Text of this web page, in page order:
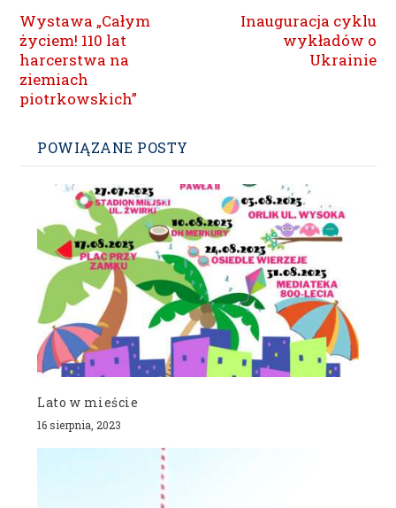
Wystawa „Całym
życiem! 110 lat
harcerstwa na
ziemiach
piotrkowskich”
Inauguracja cyklu
wykładów o
Ukrainie
POWIĄZANE POSTY
Lato w mieście
16 sierpnia, 2023